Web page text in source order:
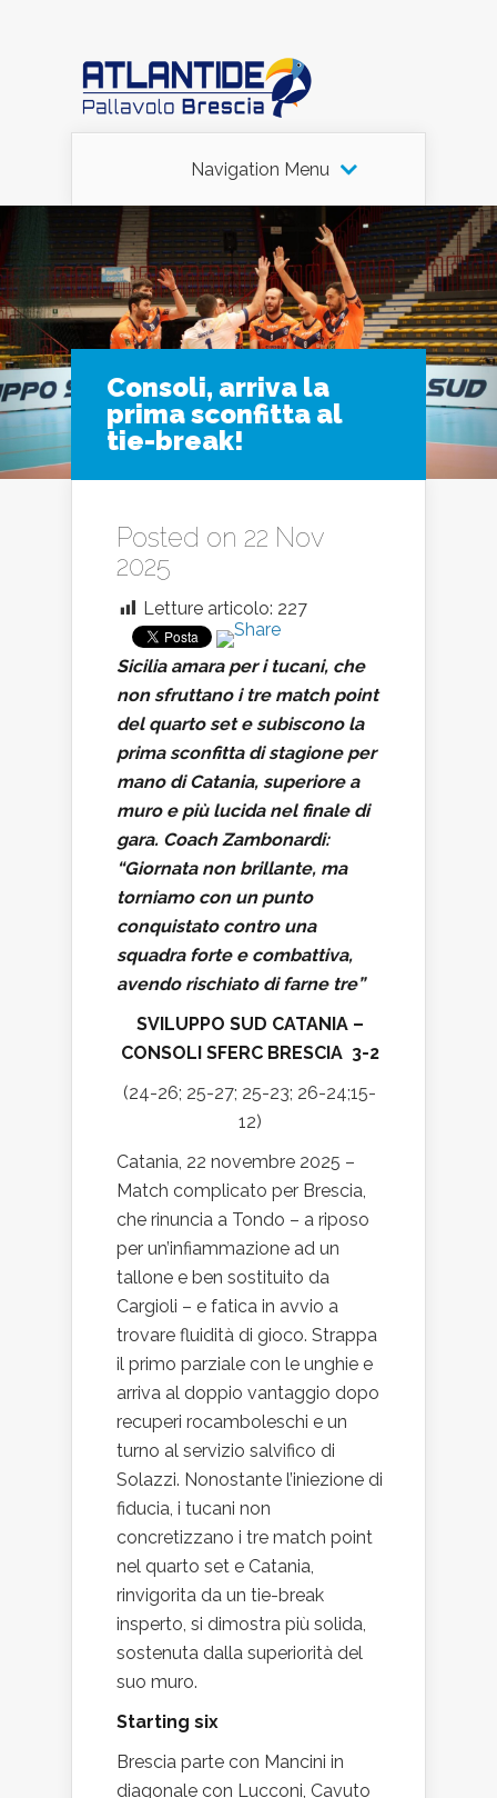
Navigation Menu
Consoli, arriva la
prima sconfitta al
tie-break!
Posted on 22 Nov
2025
Letture articolo: 227
Sicilia amara per i tucani, che
non sfruttano i tre match point
del quarto set e subiscono la
prima sconfitta di stagione per
mano di Catania, superiore a
muro e più lucida nel finale di
gara. Coach Zambonardi:
“Giornata non brillante, ma
torniamo con un punto
conquistato contro una
squadra forte e combattiva,
avendo rischiato di farne tre”
SVILUPPO SUD CATANIA –
CONSOLI SFERC BRESCIA 3-2
(24-26; 25-27; 25-23; 26-24;15-
12)
Catania, 22 novembre 2025 –
Match complicato per Brescia,
che rinuncia a Tondo – a riposo
per un’infiammazione ad un
tallone e ben sostituito da
Cargioli – e fatica in avvio a
trovare fluidità di gioco. Strappa
il primo parziale con le unghie e
arriva al doppio vantaggio dopo
recuperi rocamboleschi e un
turno al servizio salvifico di
Solazzi. Nonostante l’iniezione di
fiducia, i tucani non
concretizzano i tre match point
nel quarto set e Catania,
rinvigorita da un tie-break
insperto, si dimostra più solida,
sostenuta dalla superiorità del
suo muro.
Starting six
Brescia parte con Mancini in
diagonale con Lucconi, Cavuto